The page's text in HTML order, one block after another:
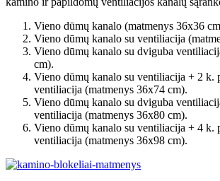
Vieno dūmų kanalo (matmenys 36x36
Vieno dūmų kanalo su ventiliacija
Vieno dūmų kanalo su dviguba
cm).
Vieno dūmų kanalo su ventiliacija + 2 k.
ventiliacija (matmenys 36x74 cm).
Vieno dūmų kanalo su dviguba
ventiliacija (matmenys 36x80 cm).
Vieno dūmų kanalo su ventiliacija + 4 k.
ventiliacija (matmenys 36x98 cm).